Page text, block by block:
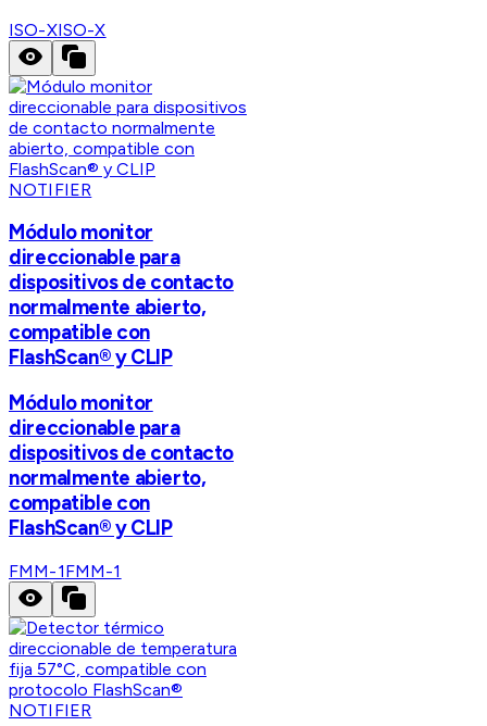
ISO-XISO-X
NOTIFIER
Módulo monitor
direccionable para
dispositivos de contacto
normalmente abierto,
compatible con
FlashScan® y CLIP
Módulo monitor
direccionable para
dispositivos de contacto
normalmente abierto,
compatible con
FlashScan® y CLIP
FMM-1FMM-1
NOTIFIER